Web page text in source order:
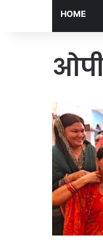
HOME